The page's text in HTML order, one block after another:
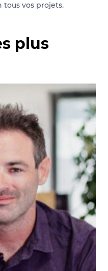
tous vos projets.
plus